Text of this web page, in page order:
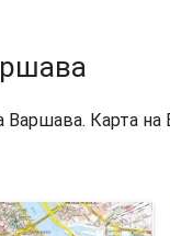
Варшава. Карта